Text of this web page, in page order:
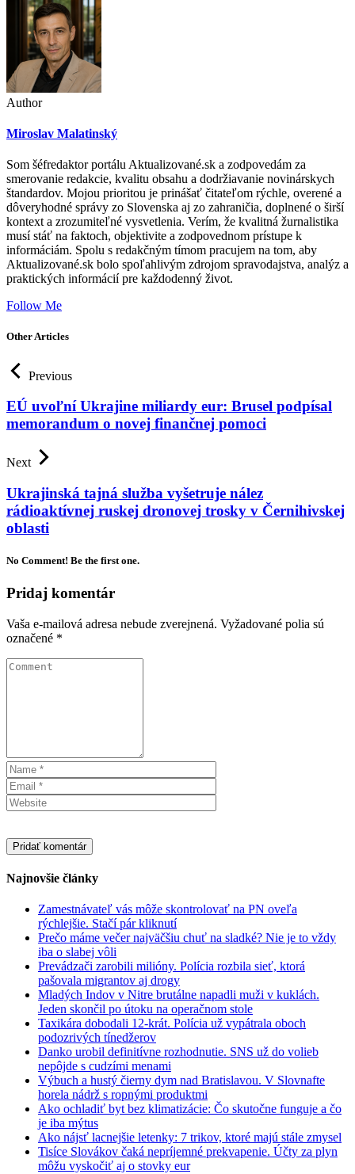
Author
Miroslav Malatinský
Som šéfredaktor portálu Aktualizované.sk a zodpovedám za
smerovanie redakcie, kvalitu obsahu a dodržiavanie novinárskych
štandardov. Mojou prioritou je prinášať čitateľom rýchle, overené a
dôveryhodné správy zo Slovenska aj zo zahraničia, doplnené o širší
kontext a zrozumiteľné vysvetlenia. Verím, že kvalitná žurnalistika
musí stáť na faktoch, objektivite a zodpovednom prístupe k
informáciám. Spolu s redakčným tímom pracujem na tom, aby
Aktualizované.sk bolo spoľahlivým zdrojom spravodajstva, analýz a
praktických informácií pre každodenný život.
Follow Me
Other Articles
Previous
EÚ uvoľní Ukrajine miliardy eur: Brusel podpísal
memorandum o novej finančnej pomoci
Next
Ukrajinská tajná služba vyšetruje nález
rádioaktívnej ruskej dronovej trosky v Černihivskej
oblasti
No Comment! Be the first one.
Pridaj komentár
Vaša e-mailová adresa nebude zverejnená. Vyžadované polia sú
označené *
Najnovšie články
Zamestnávateľ vás môže skontrolovať na PN oveľa
rýchlejšie. Stačí pár kliknutí
Prečo máme večer najväčšiu chuť na sladké? Nie je to vždy
iba o slabej vôli
Prevádzači zarobili milióny. Polícia rozbila sieť, ktorá
pašovala migrantov aj drogy
Mladých Indov v Nitre brutálne napadli muži v kuklách.
Jeden skončil po útoku na operačnom stole
Taxikára dobodali 12-krát. Polícia už vypátrala oboch
podozrivých tínedžerov
Danko urobil definitívne rozhodnutie. SNS už do volieb
nepôjde s cudzími menami
Výbuch a hustý čierny dym nad Bratislavou. V Slovnafte
horela nádrž s ropnými produktmi
Ako ochladiť byt bez klimatizácie: Čo skutočne funguje a čo
je iba mýtus
Ako nájsť lacnejšie letenky: 7 trikov, ktoré majú stále zmysel
Tisíce Slovákov čaká nepríjemné prekvapenie. Účty za plyn
môžu vyskočiť aj o stovky eur